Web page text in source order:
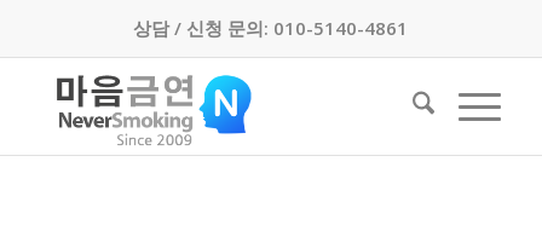
상담 / 신청 문의: 010-5140-4861